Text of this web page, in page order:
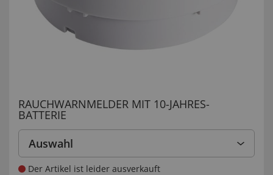
RAUCHWARNMELDER MIT 10-JAHRES-
BATTERIE
Auswahl
Der Artikel ist leider ausverkauft